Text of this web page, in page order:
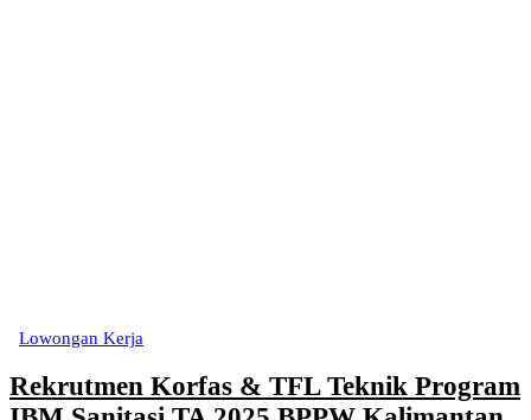
Lowongan Kerja
Rekrutmen Korfas & TFL Teknik Program